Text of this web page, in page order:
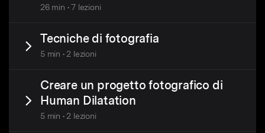
26 min • 7 lezioni
Tecniche di fotografia
5 min • 2 lezioni
Creare un progetto fotografico di
Human Dilatation
5 min • 2 lezioni